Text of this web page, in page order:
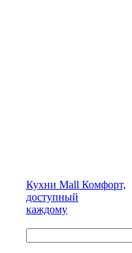
Кухни Mall Комфорт,
доступный
каждому